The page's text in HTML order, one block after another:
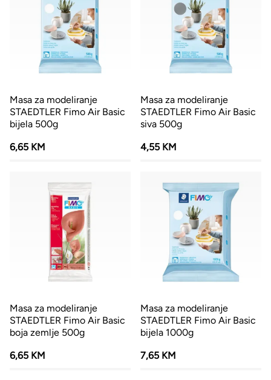
Masa za modeliranje
STAEDTLER Fimo Air Basic
bijela 500g
6,65 KM
Masa za modeliranje
STAEDTLER Fimo Air Basic
siva 500g
4,55 KM
Masa za modeliranje
STAEDTLER Fimo Air Basic
boja zemlje 500g
6,65 KM
Masa za modeliranje
STAEDTLER Fimo Air Basic
bijela 1000g
7,65 KM